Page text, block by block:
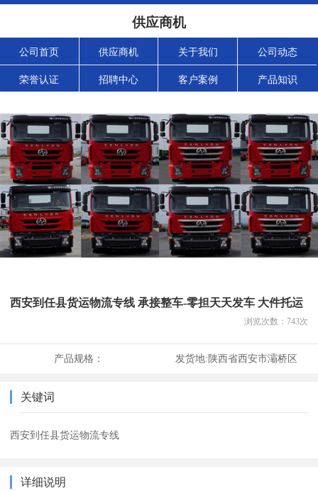
供应商机
公司首页 供应商机 关于我们 公司动态
荣誉认证 招聘中心 客户案例 产品知识
西安到任县货运物流专线 承接整车-零担天天发车 大件托运
浏览次数： 743次
产品规格： 发货地:陕西省西安市灞桥区
关键词
西安到任县货运物流专线
详细说明